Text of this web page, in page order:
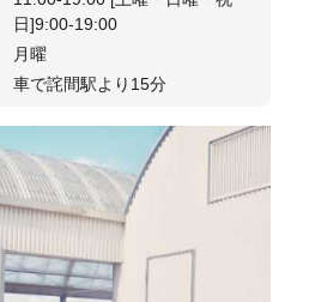
日]9:00-19:00
月曜
車で詫間駅より15分